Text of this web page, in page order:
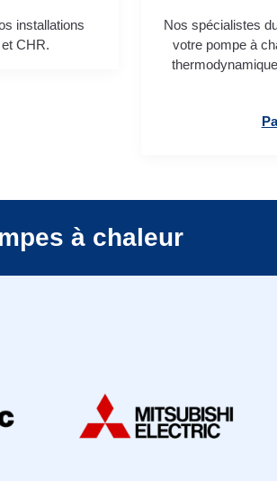
installations
CHR.
Nos spécialistes
votre pompe à
à chaleur